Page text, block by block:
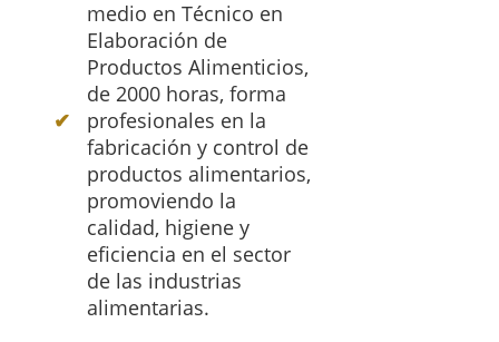
medio en Técnico en
Elaboración de
Productos Alimenticios,
de 2000 horas, forma
profesionales en la
fabricación y control de
productos alimentarios,
promoviendo la
calidad, higiene y
eficiencia en el sector
de las industrias
alimentarias.